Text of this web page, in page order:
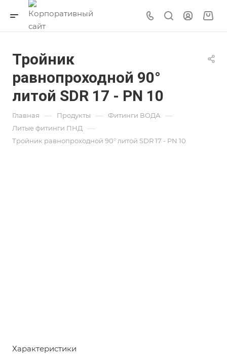
Тройник
равнопроходной 90°
литой SDR 17 - PN 10
Главная — Продукты — Фитинги ВОДА —
Литые фитинги ПНД —
Тройник равнопроходной 90° литой SDR 17 - PN 10
Характеристики